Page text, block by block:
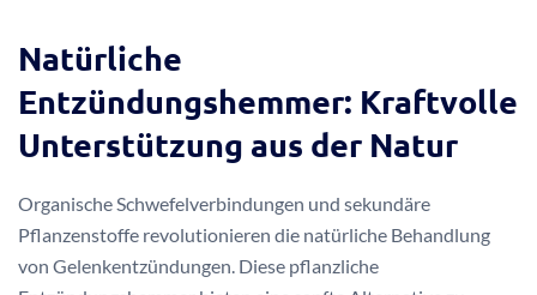
Natürliche
Entzündungshemmer: Kraftvolle
Unterstützung aus der Natur
Organische Schwefelverbindungen und sekundäre
Pflanzenstoffe revolutionieren die natürliche Behandlung
von Gelenkentzündungen. Diese pflanzliche